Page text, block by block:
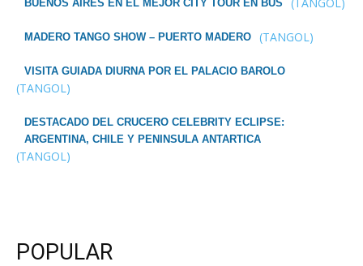
BUENOS AIRES EN EL MEJOR CITY TOUR EN BUS
MADERO TANGO SHOW – PUERTO MADERO (TANGOL)
VISITA GUIADA DIURNA POR EL PALACIO BAROLO
(TANGOL)
DESTACADO DEL CRUCERO CELEBRITY ECLIPSE:
ARGENTINA, CHILE Y PENINSULA ANTARTICA
(TANGOL)
POPULAR